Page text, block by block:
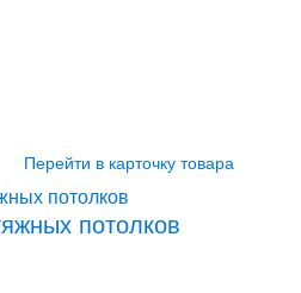
Перейти в карточку товара
потолков